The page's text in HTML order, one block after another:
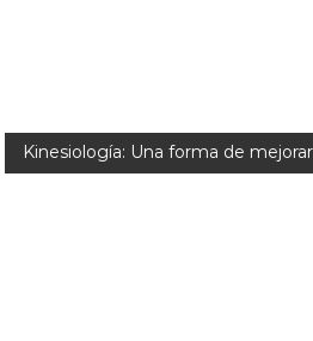
Kinesiología: Una forma de